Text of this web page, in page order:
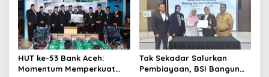
p
o
s
HUT ke-53 Bank Aceh:
Momentum Memperkuat
Tak Sekadar Salurkan
Pembiayaan, BSI Bangun